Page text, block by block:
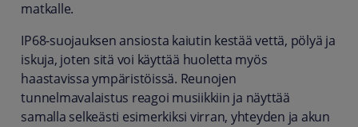
matkalle.
IP68-suojauksen ansiosta kaiutin kestää vettä, pölyä ja
iskuja, joten sitä voi käyttää huoletta myös
haastavissa ympäristöissä. Reunojen
tunnelmavalaistus reagoi musiikkiin ja näyttää
samalla selkeästi esimerkiksi virran, yhteyden ja akun